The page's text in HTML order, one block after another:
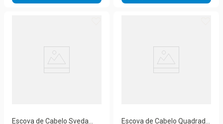
Escova de Cabelo Sveda Escova de Cabelo Quadrada